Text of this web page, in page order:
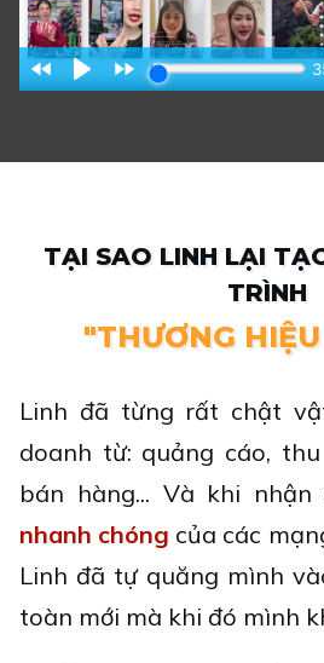
TẠI SAO LINH LẠI
TRÌNH
"THƯƠNG
Linh đã từng rất chật
doanh từ: quảng cáo,
bán hàng... Và khi nhận
nhanh chóng của các
Linh đã tự quăng mình
toàn mới mà khi đó mình